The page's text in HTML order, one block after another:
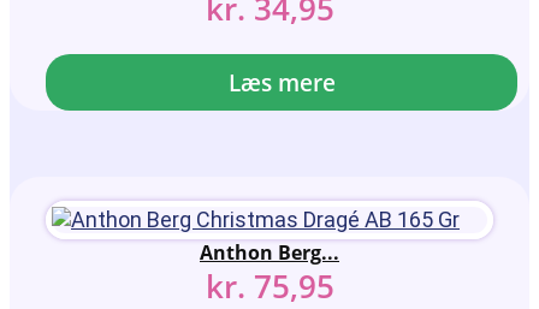
kr. 34,95
Læs mere
Anthon Berg...
kr. 75,95